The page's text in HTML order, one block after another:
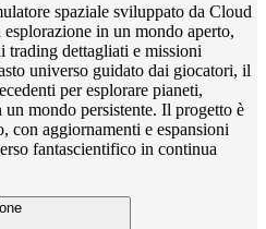
spaziale sviluppato da Cloud
in un mondo aperto,
trading dettagliati e missioni
universo guidato dai giocatori, il
per esplorare pianeti,
mondo persistente. Il progetto è
con aggiornamenti e espansioni
fantascientifico in continua